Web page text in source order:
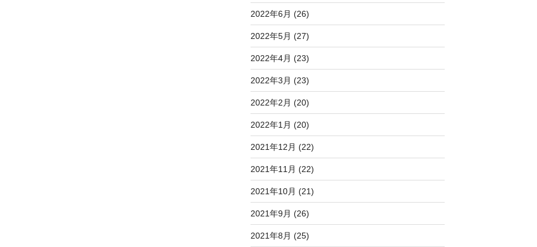
2022年6月 (26)
2022年5月 (27)
2022年4月 (23)
2022年3月 (23)
2022年2月 (20)
2022年1月 (20)
2021年12月 (22)
2021年11月 (22)
2021年10月 (21)
2021年9月 (26)
2021年8月 (25)